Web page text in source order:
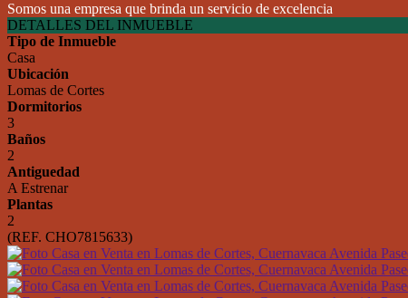
Somos una empresa que brinda un servicio de excelencia
DETALLES DEL INMUEBLE
Tipo de Inmueble
Casa
Ubicación
Lomas de Cortes
Dormitorios
3
Baños
2
Antiguedad
A Estrenar
Plantas
2
(REF. CHO7815633)